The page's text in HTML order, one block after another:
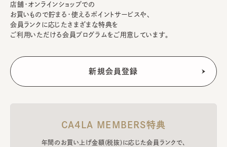
店舗・オンラインショップでの
お買いもので貯まる・使えるポイントサービスや、
会員ランクに応じたさまざまな特典を
ご利用いただける会員プログラムをご用意しています。
CA4LA MEMBERS特典
年間のお買い上げ金額(税抜)に応じた会員ランクで、